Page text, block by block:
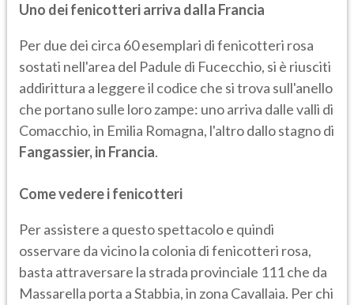
Uno dei fenicotteri arriva dalla Francia
Per due dei circa 60 esemplari di fenicotteri rosa
sostati nell'area del Padule di Fucecchio, si è riusciti
addirittura a leggere il codice che si trova sull'anello
che portano sulle loro zampe: uno arriva dalle valli di
Comacchio, in Emilia Romagna, l'altro dallo stagno di
Fangassier, in Francia.
Come vedere i fenicotteri
Per assistere a questo spettacolo e quindi
osservare da vicino la colonia di fenicotteri rosa,
basta attraversare la strada provinciale 111 che da
Massarella porta a Stabbia, in zona Cavallaia. Per chi